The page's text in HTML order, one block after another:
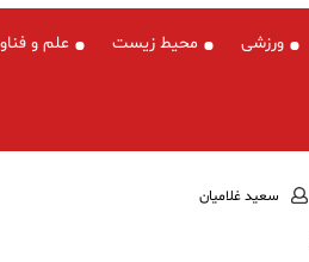
ورزشی محیط زیست علم و
سعید غلامیان